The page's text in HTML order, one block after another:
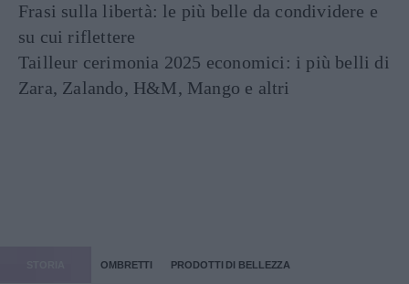
Frasi sulla libertà: le più belle da condividere e
su cui riflettere
Tailleur cerimonia 2025 economici: i più belli di
Zara, Zalando, H&M, Mango e altri
OMBRETTI PRODOTTI DI BELLEZZA